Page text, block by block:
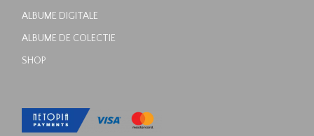
ALBUME DIGITALE
ALBUME DE COLECTIE
SHOP